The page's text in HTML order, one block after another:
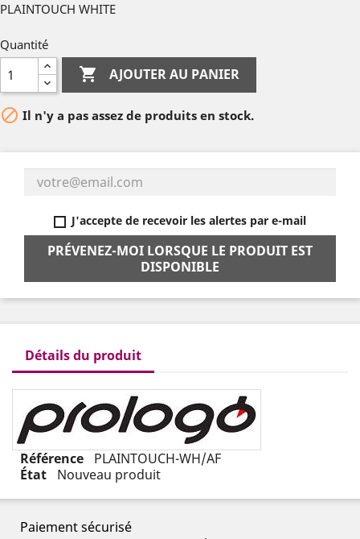
PLAINTOUCH WHITE
Quantité
 AJOUTER AU PANIER
 Il n'y a pas assez de produits en stock.
J'accepte de recevoir les alertes par e-mail
PRÉVENEZ-MOI LORSQUE LE PRODUIT EST
DISPONIBLE
Détails du produit
Référence
PLAINTOUCH-WH/AF
État
Nouveau produit
Paiement sécurisé